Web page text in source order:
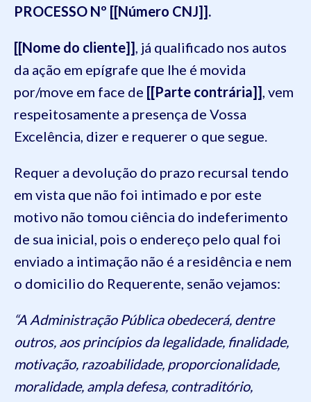
PROCESSO Nº [[Número CNJ]].
[[Nome do cliente]] , já qualificado nos autos
da ação em epígrafe que lhe é movida
por/move em face de [[Parte contrária]] , vem
respeitosamente a presença de Vossa
Excelência, dizer e requerer o que segue.
Requer a devolução do prazo recursal tendo
em vista que não foi intimado e por este
motivo não tomou ciência do indeferimento
de sua inicial, pois o endereço pelo qual foi
enviado a intimação não é a residência e nem
o domicilio do Requerente, senão vejamos:
“A Administração Pública obedecerá, dentre
outros, aos princípios da legalidade, finalidade,
motivação, razoabilidade, proporcionalidade,
moralidade, ampla defesa, contraditório,